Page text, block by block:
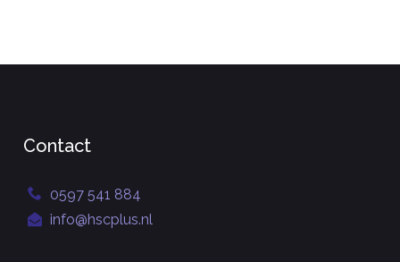
Contact
0597 541 884
info@hscplus.nl